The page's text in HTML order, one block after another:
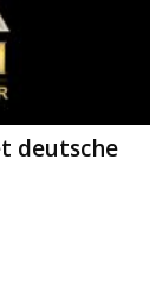
deutsche